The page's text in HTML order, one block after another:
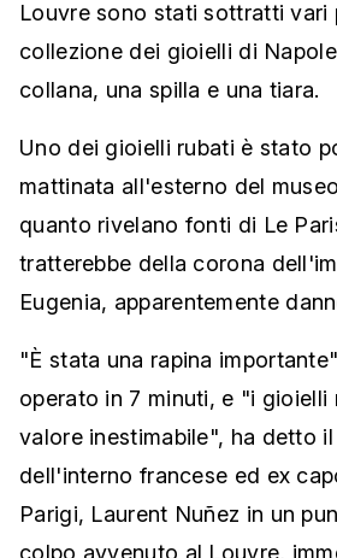
Louvre sono stati sottratti vari
collezione dei gioielli di
collana, una spilla e una tiara.
Uno dei gioielli rubati è stato
mattinata all'esterno del
quanto rivelano fonti di Le
tratterebbe della corona
Eugenia, apparentemente
"È stata una rapina
operato in 7 minuti, e "i gioielli
valore inestimabile", ha detto
dell'interno francese ed ex
Parigi, Laurent Nuñez in un
colpo avvenuto al Louvre,